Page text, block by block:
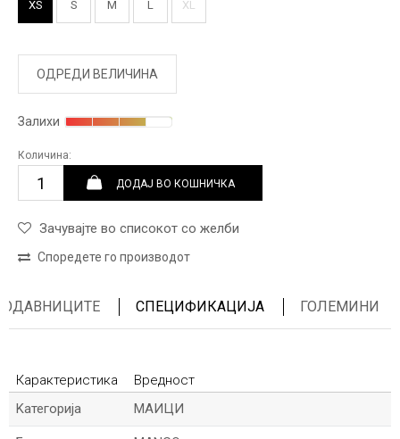
XS S M L XL
ОДРЕДИ ВЕЛИЧИНА
Залихи
Количина:
ДОДАЈ ВО КОШНИЧКА
Зачувајте во списокот со желби
Споредете го производот
СПЕЦИФИКАЦИЈА ГОЛЕМИНИ
Карактеристика
Вредност
Kатегорија
МАИЦИ